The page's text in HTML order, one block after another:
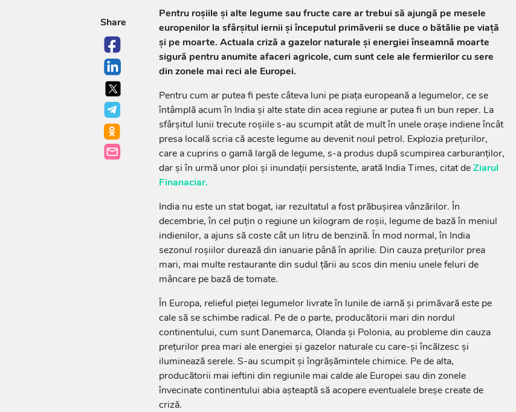
Share
Pentru roşiile şi alte legume sau fructe care ar trebui să ajungă pe mesele
europenilor la sfârşitul iernii şi începutul primăverii se duce o bătălie pe viaţă
şi pe moarte. Actuala criză a gazelor naturale şi energiei înseamnă moarte
sigură pentru anumite afaceri agricole, cum sunt cele ale fermierilor cu sere
din zonele mai reci ale Europei.
Pentru cum ar putea fi peste câteva luni pe piaţa europeană a legumelor, ce se
întâmplă acum în India şi alte state din acea regiune ar putea fi un bun reper. La
sfârşitul lunii trecute roşiile s-au scumpit atât de mult în unele oraşe indiene încât
presa locală scria că aceste legume au devenit noul petrol. Explozia preţurilor,
care a cuprins o gamă largă de legume, s-a produs după scumpirea carburanţilor,
dar şi în urmă unor ploi şi inundaţii persistente, arată India Times, citat deZiarul
Finanaciar.
India nu este un stat bogat, iar rezultatul a fost prăbuşirea vânzărilor. În
decembrie, în cel puţin o regiune un kilogram de roşii, legume de bază în meniul
indienilor, a ajuns să coste cât un litru de benzină. În mod normal, în India
sezonul roşiilor durează din ianuarie până în aprilie. Din cauza preţurilor prea
mari, mai multe restaurante din sudul ţării au scos din meniu unele feluri de
mâncare pe bază de tomate.
În Europa, relieful pieţei legumelor livrate în lunile de iarnă şi primăvară este pe
cale să se schimbe radical. Pe de o parte, producătorii mari din nordul
continentului, cum sunt Danemarca, Olanda şi Polonia, au probleme din cauza
preţurilor prea mari ale energiei şi gazelor naturale cu care-şi încălzesc şi
iluminează serele. S-au scumpit şi îngrăşămintele chimice. Pe de alta,
producătorii mai ieftini din regiunile mai calde ale Europei sau din zonele
învecinate continentului abia aşteaptă să acopere eventualele breşe create de
criză.